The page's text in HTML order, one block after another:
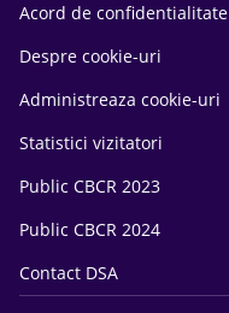
Acord de confidentialitate
Despre cookie-uri
Administreaza cookie-uri
Statistici vizitatori
Public CBCR 2023
Public CBCR 2024
Contact DSA